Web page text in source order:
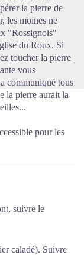
la pierre de
les moines ne
"Rossignols"
du Roux. Si
toucher la pierre
vous
communiqué tous
la pierre aurait la
pour les
suivre le
caladé). Suivre